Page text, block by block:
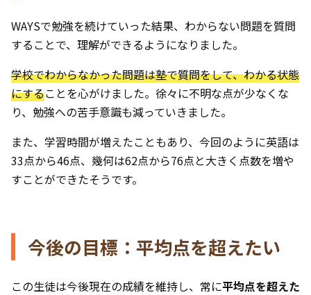
WAYSで勉強を続けていった結果、わからない問題を質問
することで、理解ができるようになりました。
学校でわからなかった問題は塾で質問をして、わかる状態
にすることを心がけました。徐々に不明な点が少なくな
り、勉強への苦手意識も減っていきました。
また、学習時間が増えたこともあり、今回のように英語は
33点から46点、幾何は62点から76点と大きく点数を増や
すことができたそうです。
今後の目標：平均点を超えたい
この生徒は今後現在の成績を維持し、常に平均点を超えた